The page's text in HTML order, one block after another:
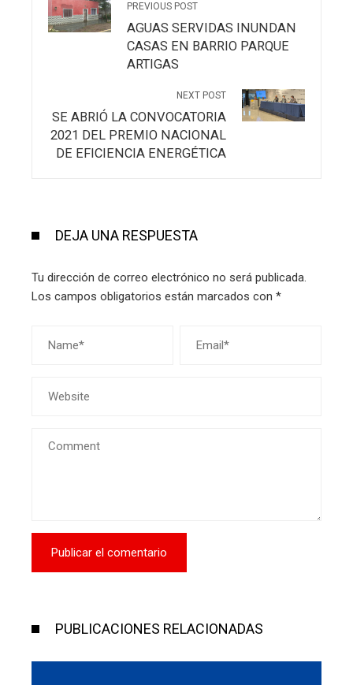
PREVIOUS POST
AGUAS SERVIDAS INUNDAN
CASAS EN BARRIO PARQUE
ARTIGAS
NEXT POST
SE ABRIÓ LA CONVOCATORIA
2021 DEL PREMIO NACIONAL
DE EFICIENCIA ENERGÉTICA
DEJA UNA RESPUESTA
Tu dirección de correo electrónico no será publicada.
Los campos obligatorios están marcados con *
PUBLICACIONES RELACIONADAS